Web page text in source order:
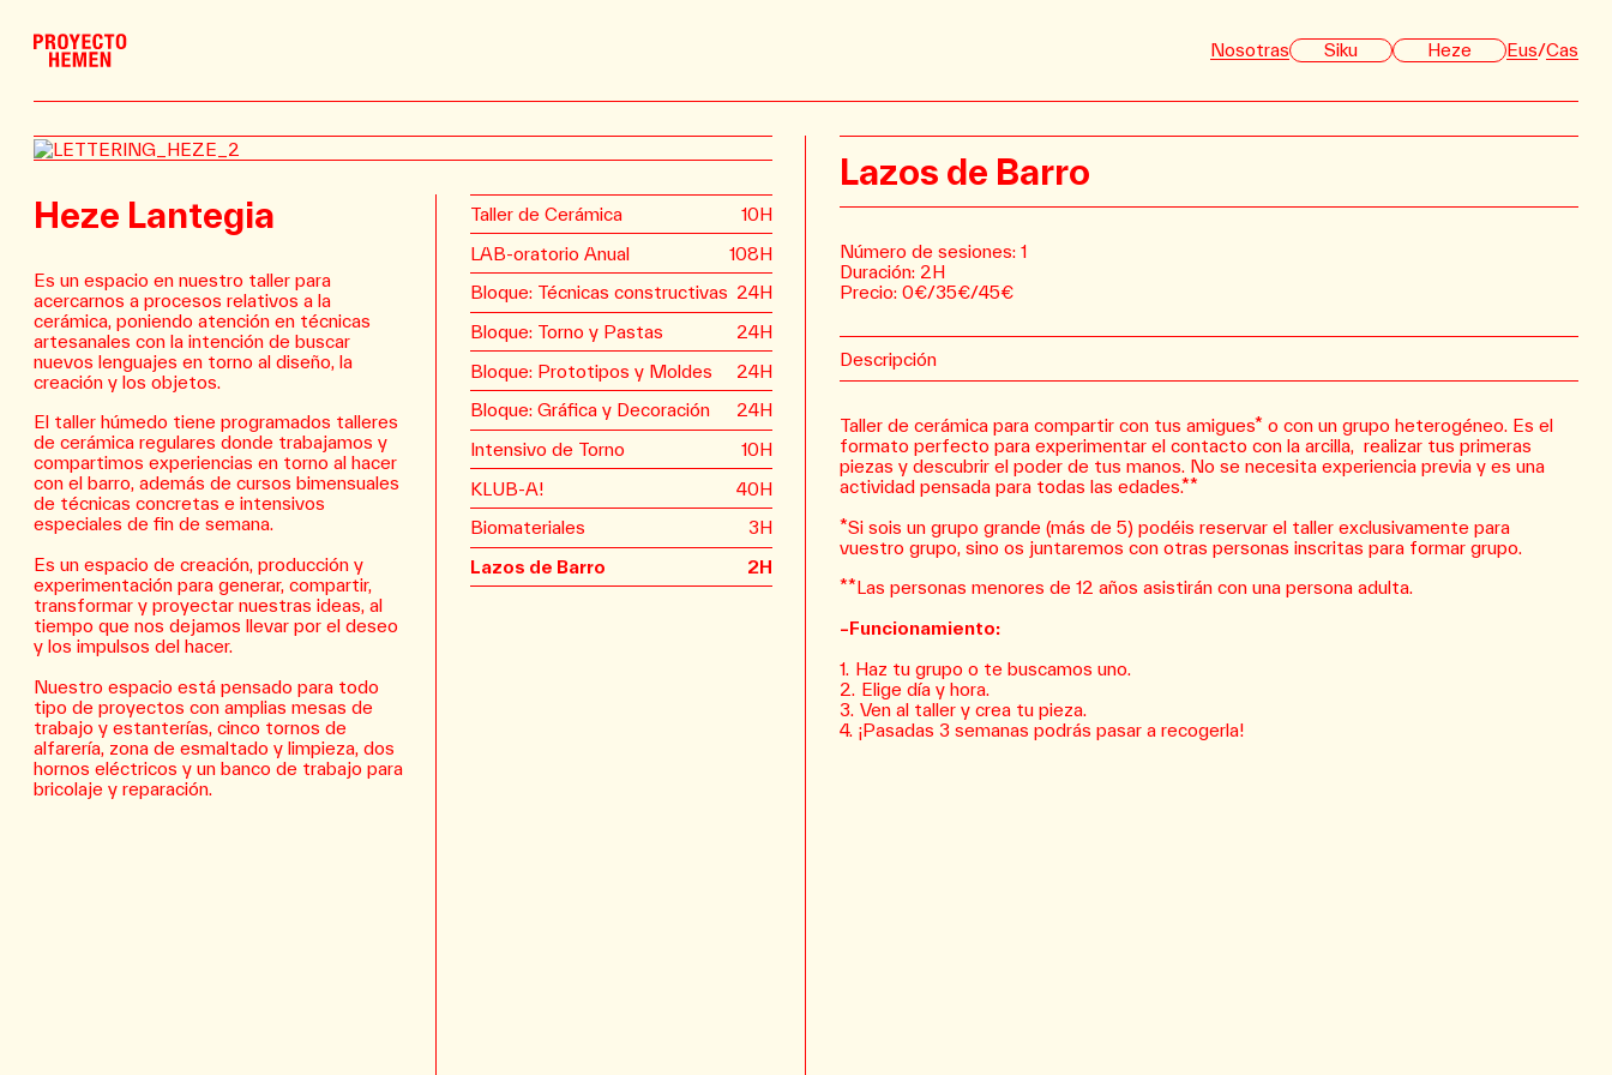
Nosotras Siku Heze Eus/Cas
Heze Lantegia
Es un espacio en nuestro taller para
acercarnos a procesos relativos a la
cerámica, poniendo atención en técnicas
artesanales con la intención de buscar
nuevos lenguajes en torno al diseño, la
creación y los objetos.
El taller húmedo tiene programados talleres
de cerámica regulares donde trabajamos y
compartimos experiencias en torno al hacer
con el barro, además de cursos bimensuales
de técnicas concretas e intensivos
especiales de fin de semana.
Es un espacio de creación, producción y
experimentación para generar, compartir,
transformar y proyectar nuestras ideas, al
tiempo que nos dejamos llevar por el deseo
y los impulsos del hacer.
Nuestro espacio está pensado para todo
tipo de proyectos con amplias mesas de
trabajo y estanterías, cinco tornos de
alfarería, zona de esmaltado y limpieza, dos
hornos eléctricos y un banco de trabajo para
bricolaje y reparación.
Taller de Cerámica
10H
LAB-oratorio Anual
108H
Bloque: Técnicas constructivas 24H
Bloque: Torno y Pastas
24H
Bloque: Prototipos y Moldes
24H
Bloque: Gráfica y Decoración
24H
Intensivo de Torno
10H
KLUB-A!
40H
Biomateriales
3H
Lazos de Barro
2H
Lazos de Barro
Número de sesiones: 1
Duración: 2H
Precio: 0€/35€/45€
Descripción
Taller de cerámica para compartir con tus amigues* o con un grupo heterogéneo. Es el
formato perfecto para experimentar el contacto con la arcilla, realizar tus primeras
piezas y descubrir el poder de tus manos. No se necesita experiencia previa y es una
actividad pensada para todas las edades.**
*Si sois un grupo grande (más de 5) podéis reservar el taller exclusivamente para
vuestro grupo, sino os juntaremos con otras personas inscritas para formar grupo.
**Las personas menores de 12 años asistirán con una persona adulta.
–Funcionamiento:
Haz tu grupo o te buscamos uno.
Elige día y hora.
Ven al taller y crea tu pieza.
¡Pasadas 3 semanas podrás pasar a recogerla!